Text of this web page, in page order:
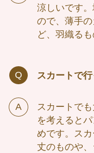
涼しいです
ので、薄手
ど、羽織る
スカートで
スカートで
を考えると
めです。ス
丈のものや